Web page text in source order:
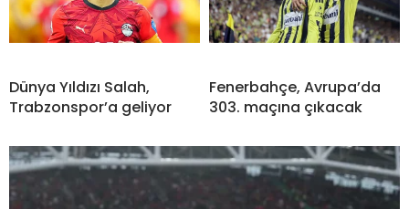
Dünya Yıldızı Salah,
Trabzonspor’a geliyor
Fenerbahçe, Avrupa’da
303. maçına çıkacak